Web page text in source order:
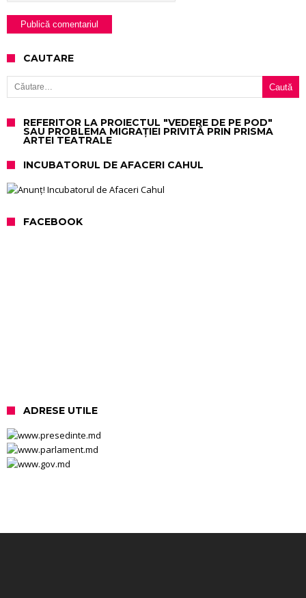
CAUTARE
Caută după:
REFERITOR LA PROIECTUL "VEDERE DE PE POD"
SAU PROBLEMA MIGRAȚIEI PRIVITĂ PRIN PRISMA
ARTEI TEATRALE
INCUBATORUL DE AFACERI CAHUL
FACEBOOK
ADRESE UTILE